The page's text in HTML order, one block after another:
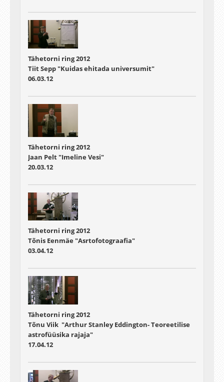
Tähetorni ring 2012
Tiit Sepp "Kuidas ehitada universumit"
06.03.12
Tähetorni ring 2012
Jaan Pelt "Imeline Vesi"
20.03.12
Tähetorni ring 2012
Tõnis Eenmäe "Asrtofotograafia"
03.04.12
Tähetorni ring 2012
Tõnu Viik "Arthur Stanley Eddington- Teoreetilise
astrofüüsika rajaja"
17.04.12